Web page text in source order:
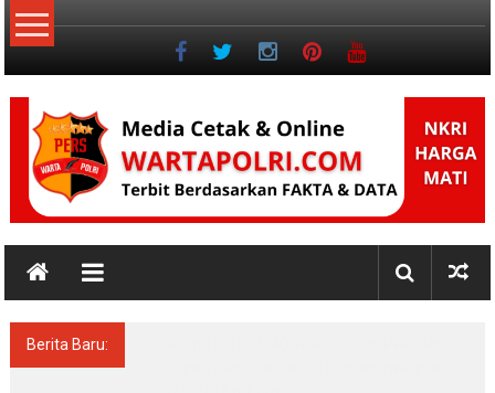
Lompat
ke
NKRI
Jurnalisme
Berita Baru: